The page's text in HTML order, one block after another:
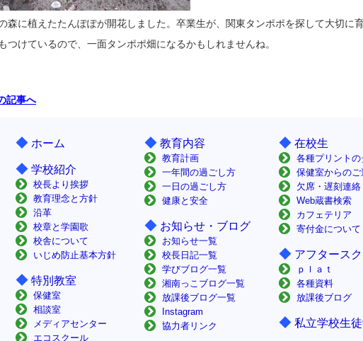
森に植えたたんぽぽが開花しました。卒業生が、関東タンポポを探して大切に
つけているので、一面タンポポ畑になるかもしれませんね。
記事へ
◆ ホーム
◆ 学校紹介
校長より挨拶
教育理念と方針
沿革
校章と学園歌
校舎について
いじめ防止基本方針
◆ 特別教室
保健室
相談室
メディアセンター
エコスクール
◆ 教育内容
教育計画
一年間の過ごし方
一日の過ごし方
健康と安全
◆ お知らせ・ブログ
お知らせ一覧
校長日記一覧
学びブログ一覧
湘南っこブログ一覧
放課後ブログ一覧
Instagram
協力者リンク
◆ 在校生
各種プリント
保健室からのご
欠席・遅刻連絡
Web蔵書検索
カフェテリア
寄付金について
◆ アフタース
ｐｌａｔ
各種資料
放課後ブログ
◆ 私立学校生